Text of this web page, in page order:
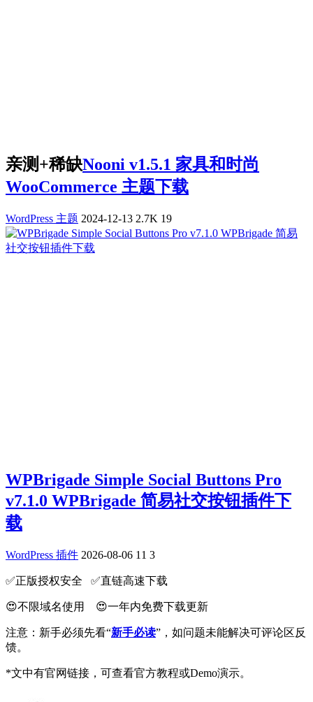
亲测+稀缺Nooni v1.5.1 家具和时尚
WooCommerce 主题下载
WordPress 主题 2024-12-13 2.7K 19
WPBrigade Simple Social Buttons Pro
v7.1.0 WPBrigade 简易社交按钮插件下
载
WordPress 插件 2026-08-06 11 3
✅️正版授权安全 ✅️直链高速下载
😍不限域名使用 😍一年内免费下载更新
注意：新手必须先看“新手必读”，如问题未能解决可评论区反
馈。
*文中有官网链接，可查看官方教程或Demo演示。